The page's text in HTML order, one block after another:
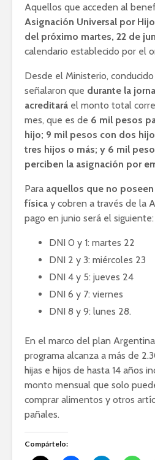
Aquellos que acceden al
Asignación Universal por
del próximo martes, 22 de
calendario establecido por el
Desde el Ministerio,
señalaron que durante la
acreditará el monto total
mes, que es de 6 mil pesos
hijo; 9 mil pesos con dos
tres hijos o más; y 6 mil
perciben la asignación por
Para aquellos que no
física y cobren a través de la
pago en junio será el siguiente:
DNI 0 y 1: martes 22
DNI 2 y 3: miércoles 23
DNI 4 y 5: jueves 24
DNI 6 y 7: viernes
DNI 8 y 9: lunes 28.
En el marco del plan
programa alcanza a más de
hijas e hijos de hasta 14 años
monto mensual que solo
comprar alimentos y otros
pañales.
Compártelo: